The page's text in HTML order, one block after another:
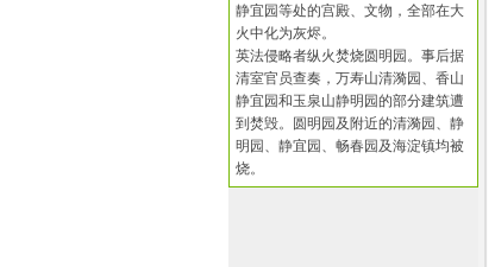
静宜园等处的宫殿、文物，全部在大
火中化为灰烬。
英法侵略者纵火焚烧圆明园。事后据
清室官员查奏，万寿山清漪园、香山
静宜园和玉泉山静明园的部分建筑遭
到焚毁。圆明园及附近的清漪园、静
明园、静宜园、畅春园及海淀镇均被
烧。